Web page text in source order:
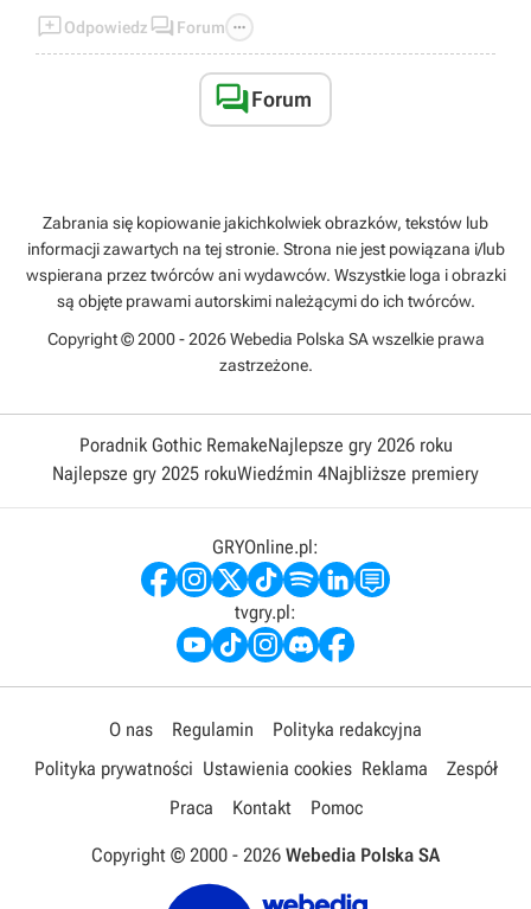
Odpowiedz  Forum 
Forum
Zabrania się kopiowanie jakichkolwiek obrazków, tekstów lub
informacji zawartych na tej stronie. Strona nie jest powiązana i/lub
wspierana przez twórców ani wydawców. Wszystkie loga i obrazki
są objęte prawami autorskimi należącymi do ich twórców.
Copyright © 2000 - 2026 Webedia Polska SA wszelkie prawa
zastrzeżone.
Poradnik Gothic RemakeNajlepsze gry 2026 roku
Najlepsze gry 2025 rokuWiedźmin 4Najbliższe premiery
GRYOnline.pl:
tvgry.pl:
O nas Regulamin
Polityka redakcyjna
Polityka prywatności Ustawienia cookies Reklama
Zespół
Praca
Kontakt Pomoc
Copyright © 2000 - 2026 Webedia Polska SA